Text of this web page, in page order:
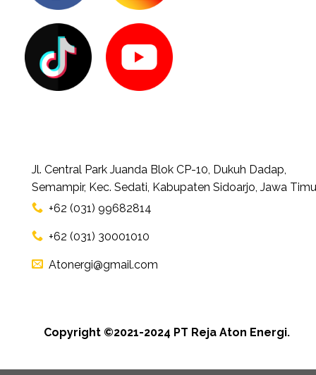
Jl. Central Park Juanda Blok CP-10, Dukuh Dadap,
Semampir, Kec. Sedati, Kabupaten Sidoarjo, Jawa
+62 (031) 99682814
+62 (031) 30001010
Atonergi@gmail.com
Copyright ©2021-2024 PT Reja Aton Energi.